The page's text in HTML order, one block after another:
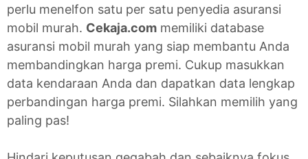
perlu menelfon satu per satu penyedia asuransi
mobil murah. Cekaja.com memiliki database
asuransi mobil murah yang siap membantu Anda
membandingkan harga premi. Cukup masukkan
data kendaraan Anda dan dapatkan data lengkap
perbandingan harga premi. Silahkan memilih yang
paling pas!